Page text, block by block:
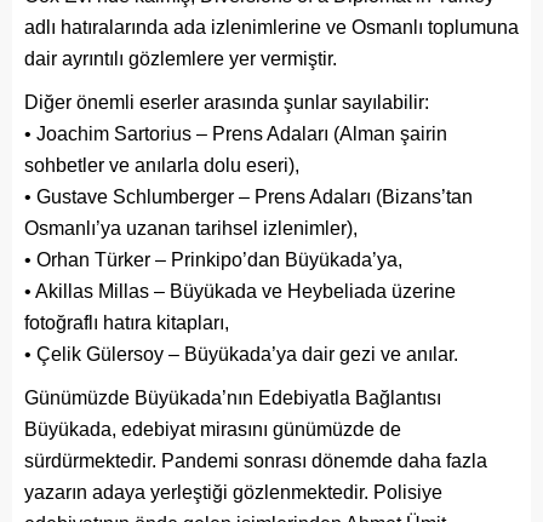
adlı hatıralarında ada izlenimlerine ve Osmanlı toplumuna
dair ayrıntılı gözlemlere yer vermiştir.
Diğer önemli eserler arasında şunlar sayılabilir:
• Joachim Sartorius – Prens Adaları (Alman şairin
sohbetler ve anılarla dolu eseri),
• Gustave Schlumberger – Prens Adaları (Bizans’tan
Osmanlı’ya uzanan tarihsel izlenimler),
• Orhan Türker – Prinkipo’dan Büyükada’ya,
• Akillas Millas – Büyükada ve Heybeliada üzerine
fotoğraflı hatıra kitapları,
• Çelik Gülersoy – Büyükada’ya dair gezi ve anılar.
Günümüzde Büyükada’nın Edebiyatla Bağlantısı
Büyükada, edebiyat mirasını günümüzde de
sürdürmektedir. Pandemi sonrası dönemde daha fazla
yazarın adaya yerleştiği gözlenmektedir. Polisiye